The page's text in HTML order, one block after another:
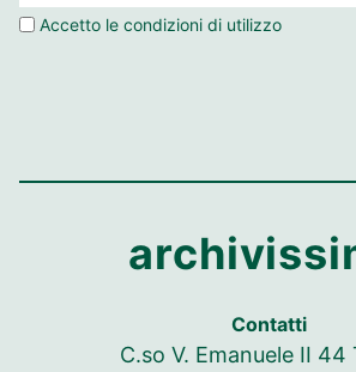
Accetto le condizioni di utilizzo
Contatti
C.so V. Emanuele II 44